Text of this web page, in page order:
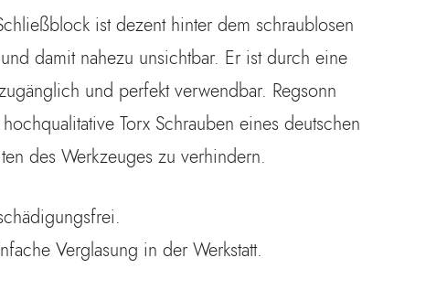
ist dezent hinter dem schraublosen
damit nahezu unsichtbar. Er ist durch eine
und perfekt verwendbar. Regsonn
Torx Schrauben eines deutschen
des Werkzeuges zu verhindern.
Verglasung in der Werkstatt.